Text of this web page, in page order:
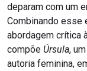
deparam com um
Combinando esse
abordagem crítica
compõe Úrsula,
autoria feminina,